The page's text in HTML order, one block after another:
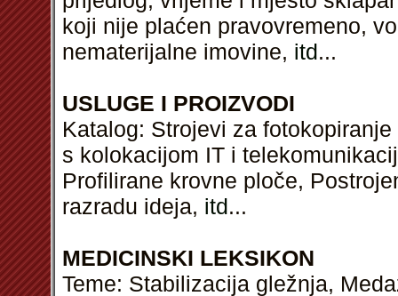
koji nije plaćen pravovremeno,
nematerijalne imovine, itd...
USLUGE I PROIZVODI
Katalog: Strojevi za
s kolokacijom IT i
Profilirane krovne ploče,
razradu ideja, itd...
MEDICINSKI LEKSIKON
Teme: Stabilizacija gležnja,